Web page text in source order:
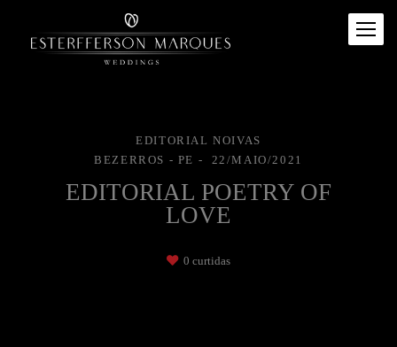
EDITORIAL NOIVAS
BEZERROS - PE
22/MAIO/2021
EDITORIAL POETRY OF
LOVE
0 curtidas